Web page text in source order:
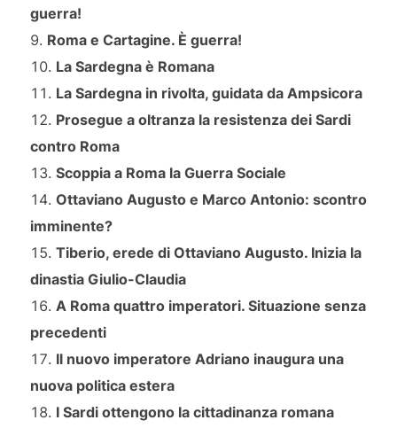
guerra!
Roma e Cartagine. È guerra!
La Sardegna è Romana
La Sardegna in rivolta, guidata da Ampsicora
Prosegue a oltranza la resistenza dei Sardi
contro Roma
Scoppia a Roma la Guerra Sociale
Ottaviano Augusto e Marco Antonio: scontro
imminente?
Tiberio, erede di Ottaviano Augusto. Inizia la
dinastia Giulio-Claudia
A Roma quattro imperatori. Situazione senza
precedenti
Il nuovo imperatore Adriano inaugura una
nuova politica estera
I Sardi ottengono la cittadinanza romana